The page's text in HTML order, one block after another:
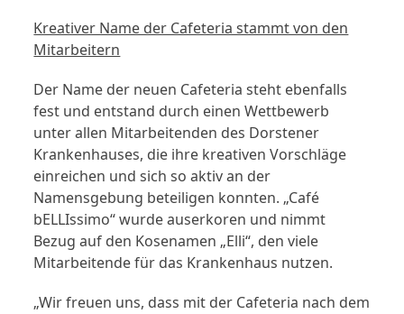
Kreativer Name der Cafeteria stammt von den
Mitarbeitern
Der Name der neuen Cafeteria steht ebenfalls
fest und entstand durch einen Wettbewerb
unter allen Mitarbeitenden des Dorstener
Krankenhauses, die ihre kreativen Vorschläge
einreichen und sich so aktiv an der
Namensgebung beteiligen konnten. „Café
bELLIssimo“ wurde auserkoren und nimmt
Bezug auf den Kosenamen „Elli“, den viele
Mitarbeitende für das Krankenhaus nutzen.
„Wir freuen uns, dass mit der Cafeteria nach dem